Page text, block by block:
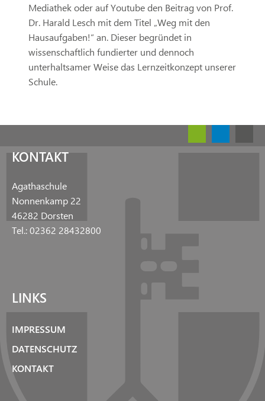
Mediathek oder auf Youtube den Beitrag von Prof.
Dr. Harald Lesch mit dem Titel „Weg mit den
Hausaufgaben!“ an. Dieser begründet in
wissenschaftlich fundierter und dennoch
unterhaltsamer Weise das Lernzeitkonzept unserer
Schule.
KONTAKT
Agathaschule
Nonnenkamp 22
46282 Dorsten
Tel.: 02362 28432800
LINKS
IMPRESSUM
DATENSCHUTZ
KONTAKT